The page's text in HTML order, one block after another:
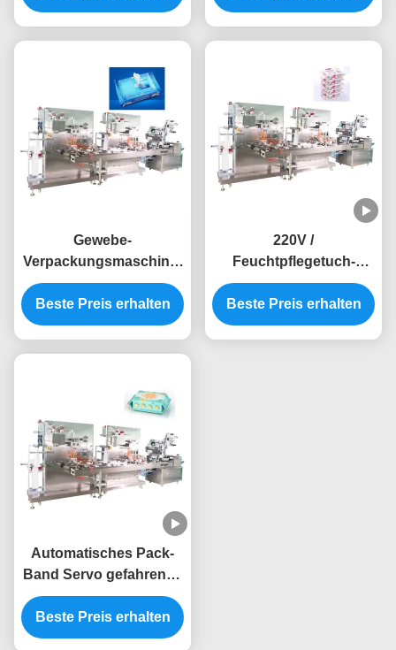
herstellt
füllt
Gewebe-
Verpackungsmaschine-
HochgeschwindigkeitsEdelstahl
220V 50Hz nasser
automatisch
Beste Preis erhalten
220V /
Feuchtpflegetuch-
Verpackungsmaschine-
automatisches
mechanisches des
Beste Preis erhalten
Automatisches Pack-
Band Servo gefahrenes
kontrolliertes
Feuchtpflegetuch-
Maschinen-langlebiges
Beste Preis erhalten